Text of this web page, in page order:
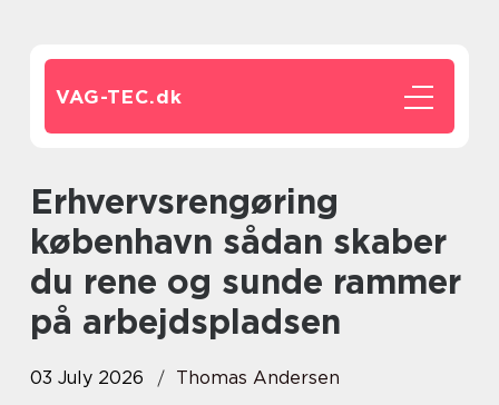
VAG-TEC.dk
Erhvervsrengøring
københavn sådan skaber
du rene og sunde rammer
på arbejdspladsen
03 July 2026
Thomas Andersen